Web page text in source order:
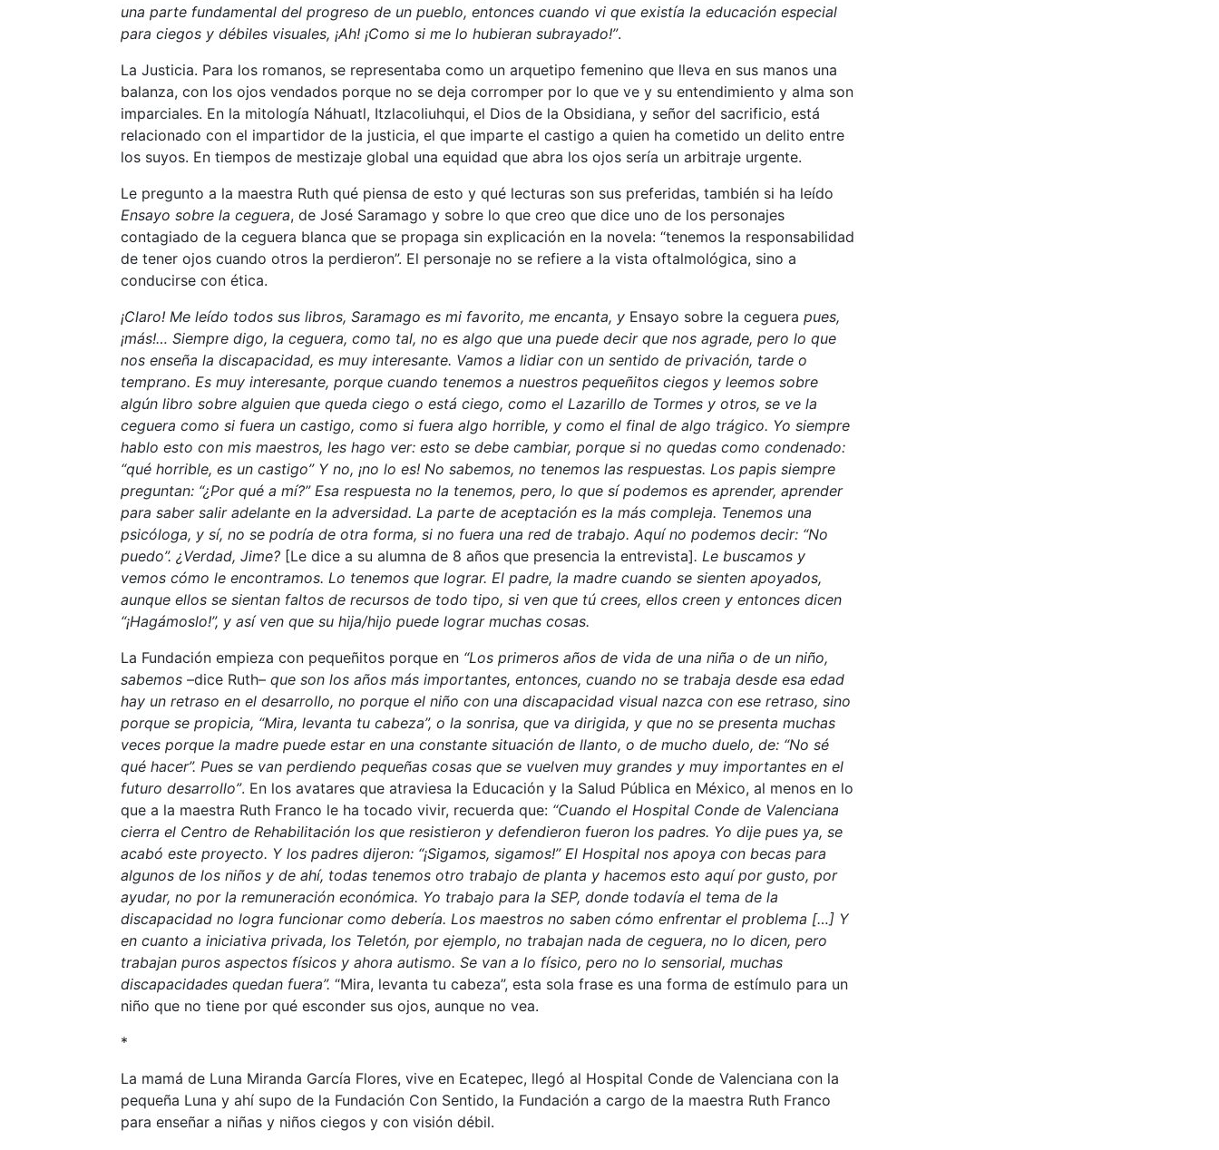
una parte fundamental del progreso de un pueblo, entonces cuando vi que existía la educación especial
para ciegos y débiles visuales, ¡Ah! ¡Como si me lo hubieran subrayado!”.
La Justicia. Para los romanos, se representaba como un arquetipo femenino que lleva en sus manos una
balanza, con los ojos vendados porque no se deja corromper por lo que ve y su entendimiento y alma son
imparciales. En la mitología Náhuatl, Itzlacoliuhqui, el Dios de la Obsidiana, y señor del sacrificio, está
relacionado con el impartidor de la justicia, el que imparte el castigo a quien ha cometido un delito entre
los suyos. En tiempos de mestizaje global una equidad que abra los ojos sería un arbitraje urgente.
Le pregunto a la maestra Ruth qué piensa de esto y qué lecturas son sus preferidas, también si ha leído
Ensayo sobre la ceguera, de José Saramago y sobre lo que creo que dice uno de los personajes
contagiado de la ceguera blanca que se propaga sin explicación en la novela: “tenemos la responsabilidad
de tener ojos cuando otros la perdieron”. El personaje no se refiere a la vista oftalmológica, sino a
conducirse con ética.
¡Claro! Me leído todos sus libros, Saramago es mi favorito, me encanta, y Ensayo sobre la ceguera pues,
¡más!… Siempre digo, la ceguera, como tal, no es algo que una puede decir que nos agrade, pero lo que
nos enseña la discapacidad, es muy interesante. Vamos a lidiar con un sentido de privación, tarde o
temprano. Es muy interesante, porque cuando tenemos a nuestros pequeñitos ciegos y leemos sobre
algún libro sobre alguien que queda ciego o está ciego, como el Lazarillo de Tormes y otros, se ve la
ceguera como si fuera un castigo, como si fuera algo horrible, y como el final de algo trágico. Yo siempre
hablo esto con mis maestros, les hago ver: esto se debe cambiar, porque si no quedas como condenado:
“qué horrible, es un castigo” Y no, ¡no lo es! No sabemos, no tenemos las respuestas. Los papis siempre
preguntan: “¿Por qué a mí?” Esa respuesta no la tenemos, pero, lo que sí podemos es aprender, aprender
para saber salir adelante en la adversidad. La parte de aceptación es la más compleja. Tenemos una
psicóloga, y sí, no se podría de otra forma, si no fuera una red de trabajo. Aquí no podemos decir: “No
puedo”. ¿Verdad, Jime? [Le dice a su alumna de 8 años que presencia la entrevista]. Le buscamos y
vemos cómo le encontramos. Lo tenemos que lograr. El padre, la madre cuando se sienten apoyados,
aunque ellos se sientan faltos de recursos de todo tipo, si ven que tú crees, ellos creen y entonces dicen
“¡Hagámoslo!”, y así ven que su hija/hijo puede lograr muchas cosas.
La Fundación empieza con pequeñitos porque en “Los primeros años de vida de una niña o de un niño,
sabemos –dice Ruth– que son los años más importantes, entonces, cuando no se trabaja desde esa edad
hay un retraso en el desarrollo, no porque el niño con una discapacidad visual nazca con ese retraso, sino
porque se propicia, “Mira, levanta tu cabeza”, o la sonrisa, que va dirigida, y que no se presenta muchas
veces porque la madre puede estar en una constante situación de llanto, o de mucho duelo, de: “No sé
qué hacer”. Pues se van perdiendo pequeñas cosas que se vuelven muy grandes y muy importantes en el
futuro desarrollo”. En los avatares que atraviesa la Educación y la Salud Pública en México, al menos en lo
que a la maestra Ruth Franco le ha tocado vivir, recuerda que: “Cuando el Hospital Conde de Valenciana
cierra el Centro de Rehabilitación los que resistieron y defendieron fueron los padres. Yo dije pues ya, se
acabó este proyecto. Y los padres dijeron: “¡Sigamos, sigamos!” El Hospital nos apoya con becas para
algunos de los niños y de ahí, todas tenemos otro trabajo de planta y hacemos esto aquí por gusto, por
ayudar, no por la remuneración económica. Yo trabajo para la SEP, donde todavía el tema de la
discapacidad no logra funcionar como debería. Los maestros no saben cómo enfrentar el problema […] Y
en cuanto a iniciativa privada, los Teletón, por ejemplo, no trabajan nada de ceguera, no lo dicen, pero
trabajan puros aspectos físicos y ahora autismo. Se van a lo físico, pero no lo sensorial, muchas
discapacidades quedan fuera”. “Mira, levanta tu cabeza”, esta sola frase es una forma de estímulo para un
niño que no tiene por qué esconder sus ojos, aunque no vea.
*
La mamá de Luna Miranda García Flores, vive en Ecatepec, llegó al Hospital Conde de Valenciana con la
pequeña Luna y ahí supo de la Fundación Con Sentido, la Fundación a cargo de la maestra Ruth Franco
para enseñar a niñas y niños ciegos y con visión débil.